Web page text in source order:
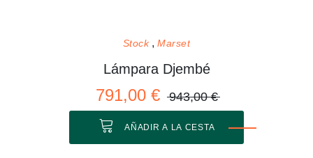
Stock Marset
Lámpara Djembé
791,00 € 943,00 €
AÑADIR A LA CESTA